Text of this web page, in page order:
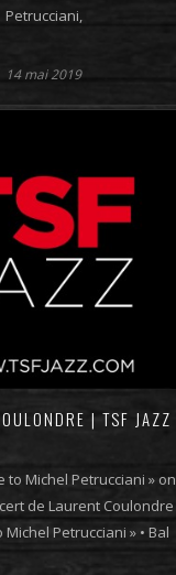
Petrucciani,
14 mai 2019
| TSF JAZZ
to Michel Petrucciani » on
de Laurent Coulondre
Michel Petrucciani » • Bal